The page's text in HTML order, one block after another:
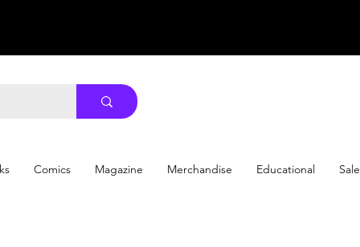
Comics Magazine Merchandise Educational Sale